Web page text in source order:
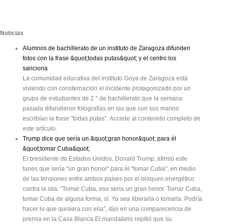
Noticias
Alumnos de bachillerato de un instituto de Zaragoza difunden
fotos con la frase &quot;todas putas&quot; y el centro los
sanciona
La comunidad educativa del instituto Goya de Zaragoza está
viviendo con consternación el incidente protagonizado por un
grupo de estudiantes de 2.° de bachillerato que la semana
pasada difundieron fotografías en las que con sus manos
escribían la frase "todas putas". Accede al contenido completo de
este artículo.
Trump dice que sería un &quot;gran honor&quot; para él
&quot;tomar Cuba&quot;
El presidente de Estados Unidos, Donald Trump, afirmó este
lunes que sería "un gran honor" para él "tomar Cuba", en medio
de las tensiones entre ambos países por el bloqueo energético
contra la isla. "Tomar Cuba, eso sería un gran honor. Tomar Cuba,
tomar Cuba de alguna forma, sí. Ya sea liberarla o tomarla. Podría
hacer lo que quisiera con ella", dijo en una comparecencia de
prensa en la Casa Blanca.El mandatario repitió que su